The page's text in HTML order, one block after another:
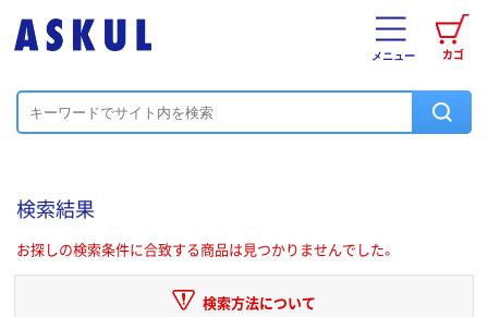
カゴ
メニュー
検索結果
お探しの検索条件に合致する商品は見つかりませんでした。
検索方法について